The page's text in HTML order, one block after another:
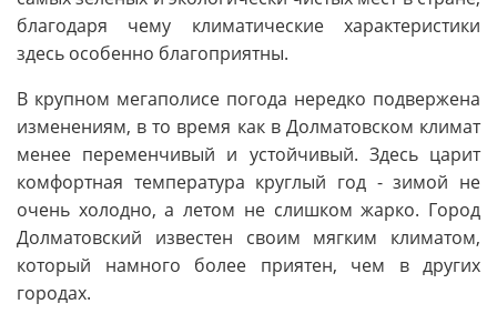
благодаря чему климатические характеристики
здесь особенно благоприятны.
В крупном мегаполисе погода нередко подвержена
изменениям, в то время как в Долматовском климат
менее переменчивый и устойчивый. Здесь царит
комфортная температура круглый год - зимой не
очень холодно, а летом не слишком жарко. Город
Долматовский известен своим мягким климатом,
который намного более приятен, чем в других
городах.